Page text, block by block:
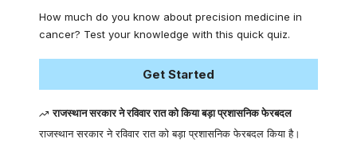
How much do you know about precision medicine in
cancer? Test your knowledge with this quick quiz.
Get Started
राजस्थान सरकार ने रविवार रात को किया बड़ा प्रशासनिक फेरबदल
राजस्थान सरकार ने रविवार रात को बड़ा प्रशासनिक फेरबदल किया है।